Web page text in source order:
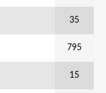
35
795
15